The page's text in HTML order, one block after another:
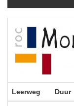
Leerweg Duur